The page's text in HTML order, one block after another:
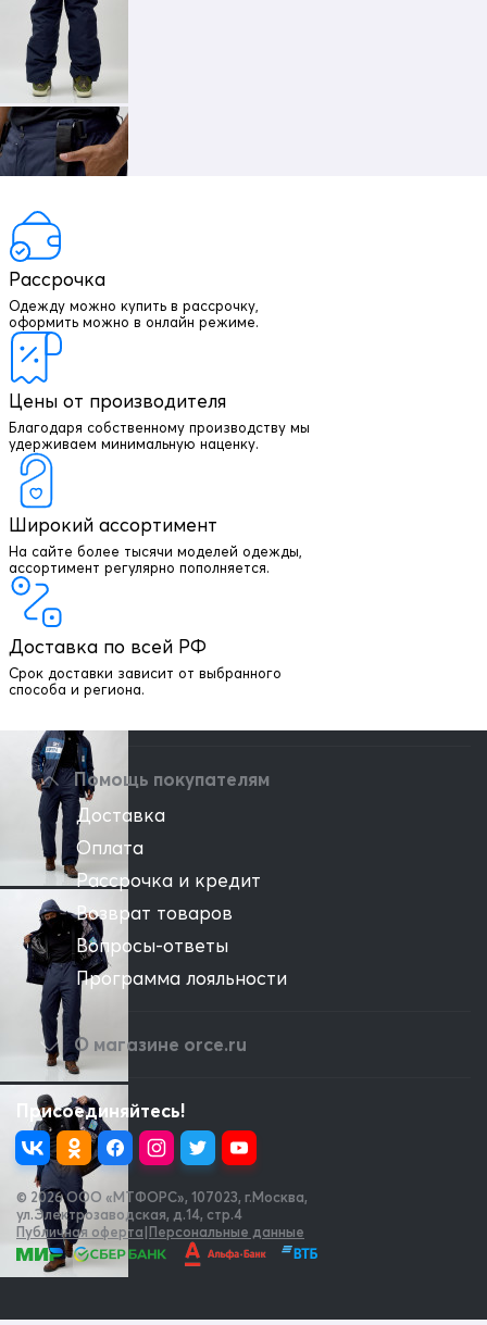
Рассрочка
Одежду можно купить в рассрочку,
оформить можно в онлайн режиме.
Цены от производителя
Благодаря собственному производству мы
удерживаем минимальную наценку.
Широкий ассортимент
На сайте более тысячи моделей одежды,
ассортимент регулярно пополняется.
Доставка по всей РФ
Срок доставки зависит от выбранного
способа и региона.
+7 903 003 03 79
Написать директору
Помощь покупателям
Доставка
Оплата
Рассрочка и кредит
Возврат товаров
Вопросы-ответы
Программа лояльности
О магазине orce.ru
Присоединяйтесь!
© 2026 OOO «МТФОРС», 107023, г.Москва,
ул.Электрозаводская, д.14, стр.4
Публичная оферта|Персональные данные